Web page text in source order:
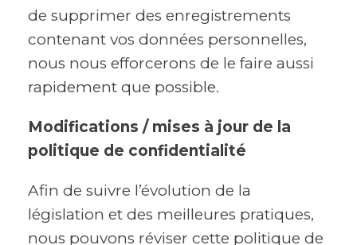
de supprimer des enregistrements
contenant vos données personnelles,
nous nous efforcerons de le faire aussi
rapidement que possible.
Modifications / mises à jour de la
politique de confidentialité
Afin de suivre l’évolution de la
législation et des meilleures pratiques,
nous pouvons réviser cette politique de